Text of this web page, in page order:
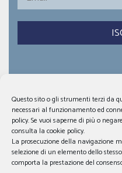
Questo sito o gli strumenti terzi da
necessari al funzionamento ed
policy. Se vuoi saperne di più o
consulta la cookie policy.
La prosecuzione della navigazione
selezione di un elemento dello
comporta la prestazione del
Contatti
Privacy Policy